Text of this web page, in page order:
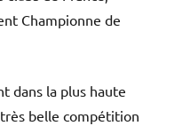
Championne de
dans la plus haute
belle compétition